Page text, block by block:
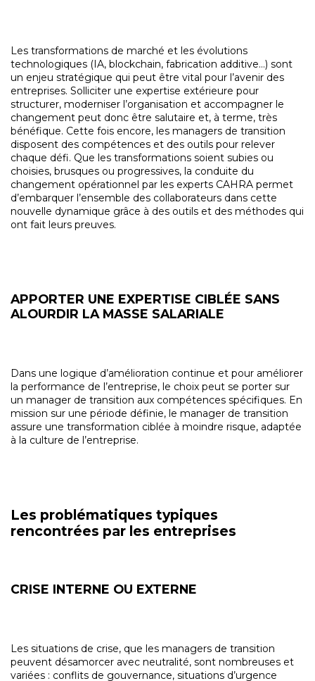
Les transformations de marché et les évolutions
technologiques (IA, blockchain, fabrication additive…) sont
un enjeu stratégique qui peut être vital pour l’avenir des
entreprises. Solliciter une expertise extérieure pour
structurer, moderniser l’organisation et accompagner le
changement peut donc être salutaire et, à terme, très
bénéfique. Cette fois encore, les managers de transition
disposent des compétences et des outils pour relever
chaque défi. Que les transformations soient subies ou
choisies, brusques ou progressives, la conduite du
changement opérationnel par les experts CAHRA permet
d’embarquer l’ensemble des collaborateurs dans cette
nouvelle dynamique grâce à des outils et des méthodes qui
ont fait leurs preuves.
APPORTER UNE EXPERTISE CIBLÉE SANS
ALOURDIR LA MASSE SALARIALE
Dans une logique d’amélioration continue et pour améliorer
la performance de l’entreprise, le choix peut se porter sur
un manager de transition aux compétences spécifiques. En
mission sur une période définie, le manager de transition
assure une transformation ciblée à moindre risque, adaptée
à la culture de l’entreprise.
Les problématiques typiques
rencontrées par les entreprises
CRISE INTERNE OU EXTERNE
Les situations de crise, que les managers de transition
peuvent désamorcer avec neutralité, sont nombreuses et
variées : conflits de gouvernance, situations d’urgence